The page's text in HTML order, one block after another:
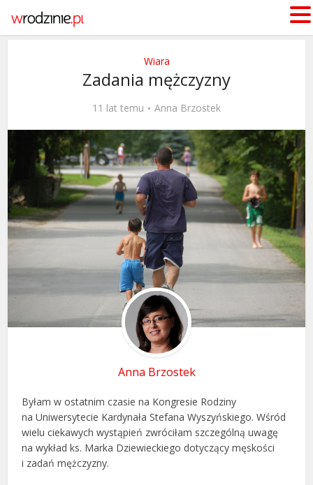
Wiara
Zadania mężczyzny
11 lat temu Anna Brzostek
Anna Brzostek
Byłam w ostatnim czasie na Kongresie Rodziny
na Uniwersytecie Kardynała Stefana Wyszyńskiego. Wśród
wielu ciekawych wystąpień zwróciłam szczególną uwagę
na wykład ks. Marka Dziewieckiego dotyczący męskości
i zadań mężczyzny.